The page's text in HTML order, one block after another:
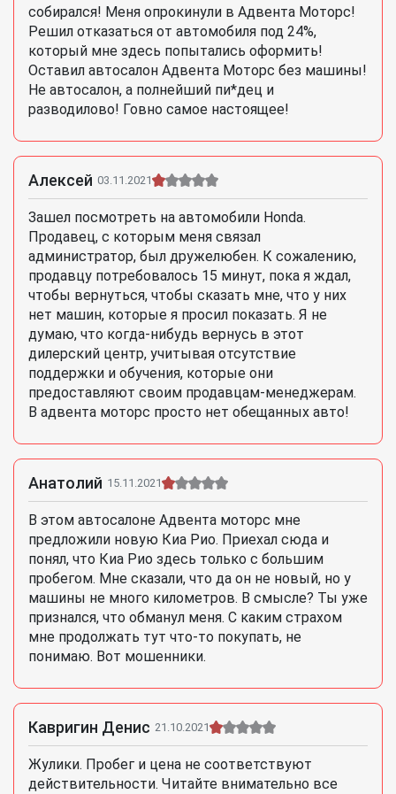
собирался! Меня опрокинули в Адвента Моторс!
Решил отказаться от автомобиля под 24%,
который мне здесь попытались оформить!
Оставил автосалон Адвента Моторс без машины!
Не автосалон, а полнейший пи*дец и
разводилово! Говно самое настоящее!
Алексей 03.11.2021
Зашел посмотреть на автомобили Honda.
Продавец, с которым меня связал
администратор, был дружелюбен. К сожалению,
продавцу потребовалось 15 минут, пока я ждал,
чтобы вернуться, чтобы сказать мне, что у них
нет машин, которые я просил показать. Я не
думаю, что когда-нибудь вернусь в этот
дилерский центр, учитывая отсутствие
поддержки и обучения, которые они
предоставляют своим продавцам-менеджерам.
В адвента моторс просто нет обещанных авто!
Анатолий 15.11.2021
В этом автосалоне Адвента моторс мне
предложили новую Киа Рио. Приехал сюда и
понял, что Киа Рио здесь только с большим
пробегом. Мне сказали, что да он не новый, но у
машины не много километров. В смысле? Ты уже
признался, что обманул меня. С каким страхом
мне продолжать тут что-то покупать, не
понимаю. Вот мошенники.
Кавригин Денис 21.10.2021
Жулики. Пробег и цена не соответствуют
действительности. Читайте внимательно все